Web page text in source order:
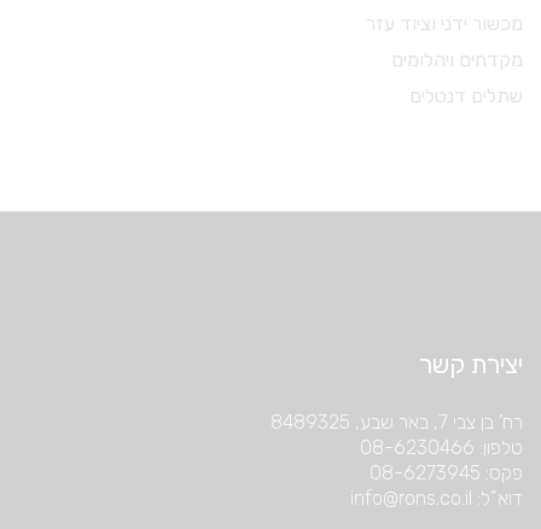
מכשור ידני וציוד עזר
מקדחים ויהלומים
שתלים דנטלים
יצירת קשר
רח’ בן צבי 7, באר שבע, 8489325
טלפון: 08-6230466
פקס: 08-6273945
דוא”ל: info@rons.co.il